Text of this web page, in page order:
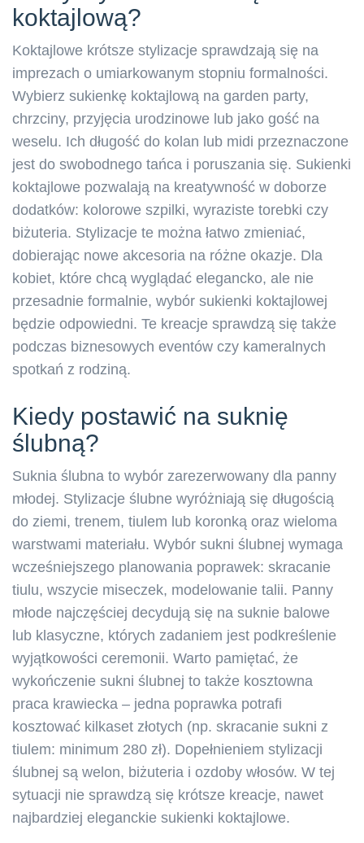
koktajlową?
Koktajlowe krótsze stylizacje sprawdzają się na
imprezach o umiarkowanym stopniu formalności.
Wybierz sukienkę koktajlową na garden party,
chrzciny, przyjęcia urodzinowe lub jako gość na
weselu. Ich długość do kolan lub midi przeznaczone
jest do swobodnego tańca i poruszania się. Sukienki
koktajlowe pozwalają na kreatywność w doborze
dodatków: kolorowe szpilki, wyraziste torebki czy
biżuteria. Stylizacje te można łatwo zmieniać,
dobierając nowe akcesoria na różne okazje. Dla
kobiet, które chcą wyglądać elegancko, ale nie
przesadnie formalnie, wybór sukienki koktajlowej
będzie odpowiedni. Te kreacje sprawdzą się także
podczas biznesowych eventów czy kameralnych
spotkań z rodziną.
Kiedy postawić na suknię
ślubną?
Suknia ślubna to wybór zarezerwowany dla panny
młodej. Stylizacje ślubne wyróżniają się długością
do ziemi, trenem, tiulem lub koronką oraz wieloma
warstwami materiału. Wybór sukni ślubnej wymaga
wcześniejszego planowania poprawek: skracanie
tiulu, wszycie miseczek, modelowanie talii. Panny
młode najczęściej decydują się na suknie balowe
lub klasyczne, których zadaniem jest podkreślenie
wyjątkowości ceremonii. Warto pamiętać, że
wykończenie sukni ślubnej to także kosztowna
praca krawiecka – jedna poprawka potrafi
kosztować kilkaset złotych (np. skracanie sukni z
tiulem: minimum 280 zł). Dopełnieniem stylizacji
ślubnej są welon, biżuteria i ozdoby włosów. W tej
sytuacji nie sprawdzą się krótsze kreacje, nawet
najbardziej eleganckie sukienki koktajlowe.